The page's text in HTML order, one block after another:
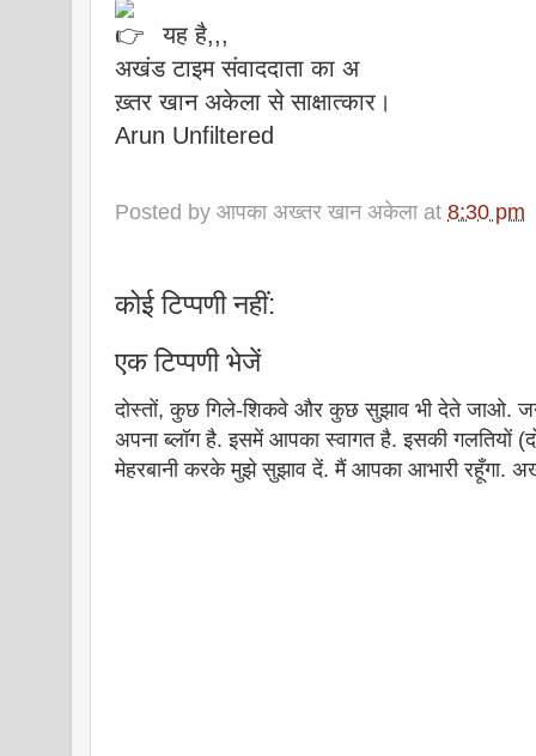
यह है,,,
अखंड टाइम संवाददाता का अ
ख़्तर खान अकेला से साक्षात्कार।
Arun Unfiltered
Posted by आपका अख्तर खान अकेला at 8:30 pm
कोई टिप्पणी नहीं:
एक टिप्पणी भेजें
दोस्तों, कुछ गिले-शिकवे और कुछ सुझाव भी देते जाओ.
अपना ब्लॉग है. इसमें आपका स्वागत है. इसकी गलतियों
मेहरबानी करके मुझे सुझाव दें. मैं आपका आभारी रहूँगा.